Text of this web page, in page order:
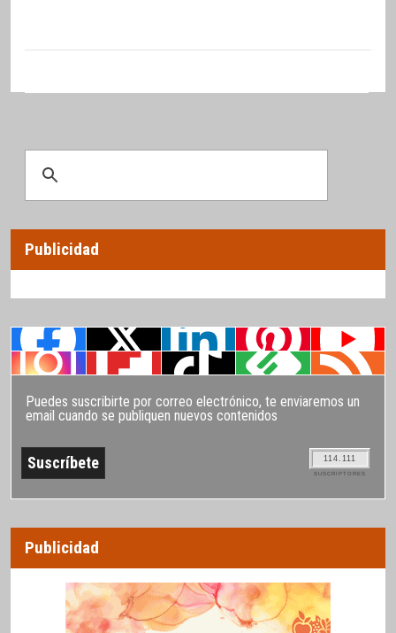
Publicidad
Puedes suscribirte por correo electrónico, te enviaremos un
email cuando se publiquen nuevos contenidos
114.111
SUSCRIPTORES
Publicidad